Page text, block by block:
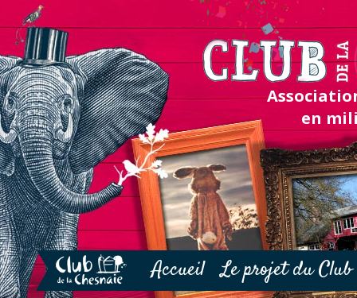
en
Accueil Le projet du Club